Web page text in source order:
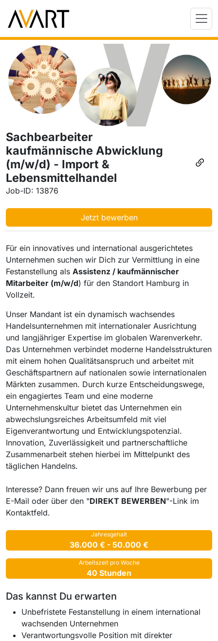
Sachbearbeiter
kaufmännische Abwicklung
(m/w/d) - Import &
Lebensmittelhandel
Job-ID: 13876
Jetzt bewerben
Für ein innovatives und international ausgerichtetes
Unternehmen suchen wir Dich zur Vermittlung in eine
Festanstellung als Assistenz / kaufmännischer
Mitarbeiter (m/w/d) für den Standort Hamburg in
Vollzeit.
Unser Mandant ist ein dynamisch wachsendes
Handelsunternehmen mit internationaler Ausrichtung
und langjähriger Expertise im globalen Warenverkehr.
Das Unternehmen verbindet moderne Handelsstrukturen
mit einem hohen Qualitätsanspruch und arbeitet mit
Geschäftspartnern auf nationalen sowie internationalen
Märkten zusammen. Durch kurze Entscheidungswege,
ein engagiertes Team und eine moderne
Unternehmenskultur bietet das Unternehmen ein
abwechslungsreiches Arbeitsumfeld mit viel
Eigenverantwortung und Entwicklungspotenzial.
Innovation, Zuverlässigkeit und partnerschaftliche
Zusammenarbeit stehen hierbei im Mittelpunkt des
täglichen Handelns.
Interesse? Dann freuen wir uns auf Ihre Bewerbung per
E-Mail oder über den "DIREKT BEWERBEN"-Link im
Kontaktfeld.
Jahresgehalt
36.000 € - 50.000 €
Arbeitszeit pro Woche
40 Stunden
Das kannst Du erwarten
Unbefristete Festanstellung in einem international
wachsenden Unternehmen
Verantwortungsvolle Position mit direkter